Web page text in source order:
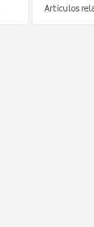
Artículos